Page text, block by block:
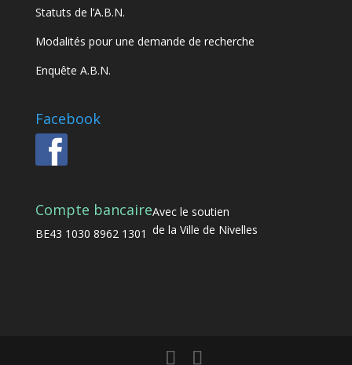
Statuts de l’A.B.N.
Modalités pour une demande de recherche
Enquête A.B.N.
Facebook
Compte bancaire
BE43 1030 8962 1301
Avec le soutien
de la Ville de Nivelles